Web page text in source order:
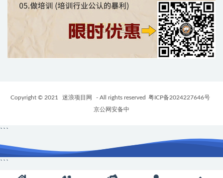
Copyright © 2021 迷浪项目网 - All rights reserved 粤ICP备2024227646号
京公网安备中
```
```